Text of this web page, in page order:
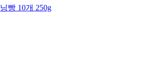
빵 10개 250g